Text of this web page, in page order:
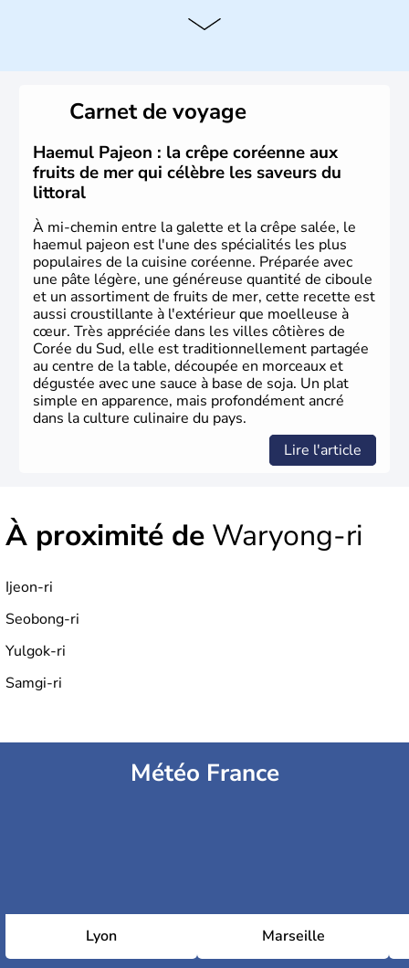
Histoire et administration
christianisme et le bouddhisme en sont les deux
principales religions. Ce pays partage sa culture avec la
Corée du Nord. Les Jeux Olympiques s’y sont déroulés en
1988, de même que la Coupe du Monde de football en
2002, en collaboration avec le Japon.
Carnet de voyage
Haemul Pajeon : la crêpe coréenne aux
fruits de mer qui célèbre les saveurs du
littoral
À mi-chemin entre la galette et la crêpe salée, le
haemul pajeon est l'une des spécialités les plus
populaires de la cuisine coréenne. Préparée avec
une pâte légère, une généreuse quantité de ciboule
et un assortiment de fruits de mer, cette recette est
aussi croustillante à l'extérieur que moelleuse à
cœur. Très appréciée dans les villes côtières de
Corée du Sud, elle est traditionnellement partagée
au centre de la table, découpée en morceaux et
dégustée avec une sauce à base de soja. Un plat
simple en apparence, mais profondément ancré
dans la culture culinaire du pays.
Lire l'article
À proximité de Waryong-ri
Ijeon-ri
Seobong-ri
Yulgok-ri
Samgi-ri
Météo France
Lyon Marseille